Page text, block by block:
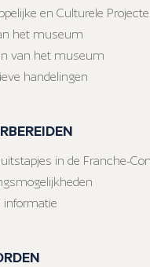
en Culturele
het museum
van het museum
handelingen
in de Franche-
informatie